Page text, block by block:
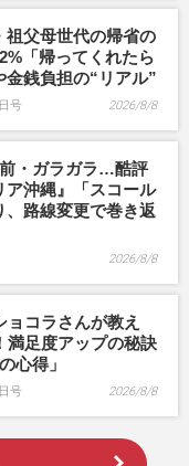
祖父母世代の帰省の
「帰ってくれたら
金銭負担の“リアル”
号 2026/8/8
前・ガラガラ…酷評
ア沖縄』「スコール
、路線変更で巻き返
2026/8/8
コラさんが教え
満足度アップの秘訣
心得」
号 2026/8/8